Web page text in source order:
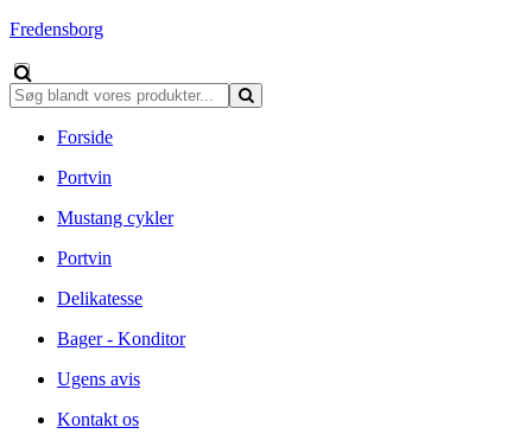
Fredensborg
Forside
Portvin
Mustang cykler
Portvin
Delikatesse
Bager - Konditor
Ugens avis
Kontakt os